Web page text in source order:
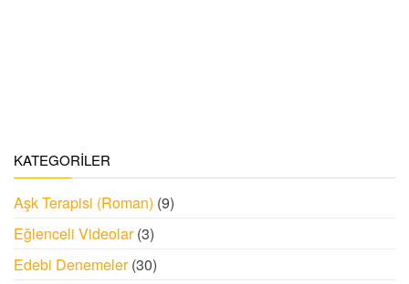
KATEGORILER
Aşk Terapisi (Roman) (9)
Eğlenceli Videolar(3)
Edebi Denemeler(30)